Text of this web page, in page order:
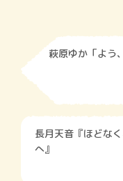
萩原ゆか「よう
長月天音『ほどな
へ』